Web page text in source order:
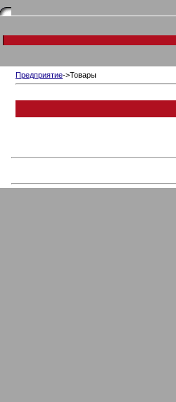
Предприятие->Товары